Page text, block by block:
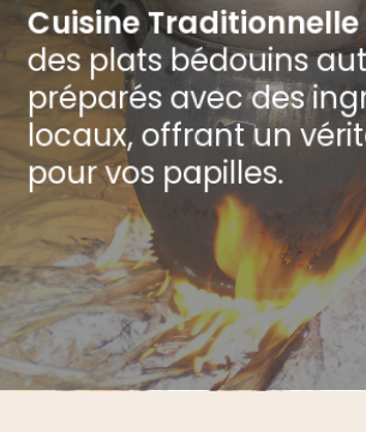
Cuisine Traditionnelle
des plats bédouins
préparés avec des
locaux, offrant un
pour vos papilles.